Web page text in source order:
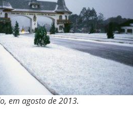
em agosto de 2013.